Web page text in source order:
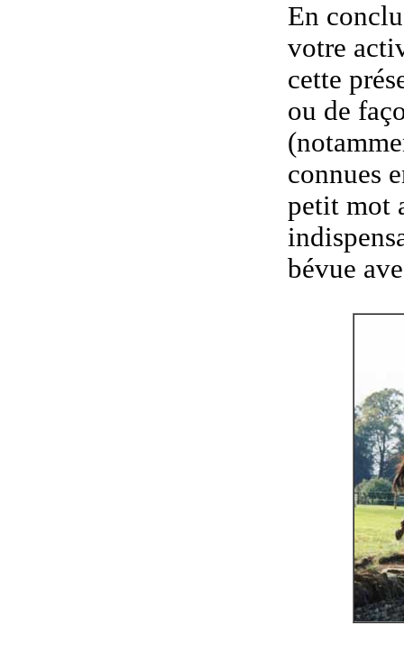
En
votre
cette
ou de
connues
petit mot
bévue